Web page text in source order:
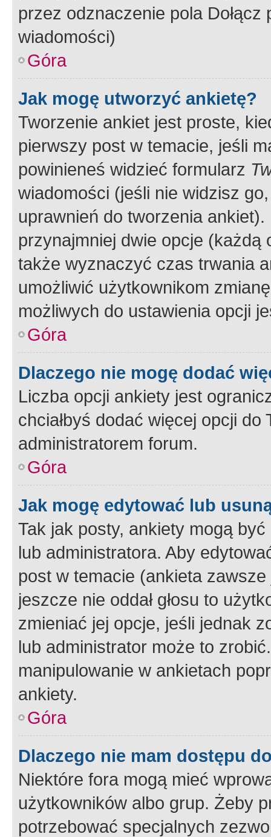
przez odznaczenie pola
wiadomości)
Góra
Jak mogę utworzyć ankietę?
Tworzenie ankiet jest proste,
pierwszy post w temacie, jeśli
powinieneś widzieć formularz
wiadomości (jeśli nie widzisz
uprawnień do tworzenia
przynajmniej dwie opcje
także wyznaczyć czas trwania
umożliwić użytkownikom
możliwych do ustawienia opcji
Góra
Dlaczego nie mogę dodać
Liczba opcji ankiety jest
chciałbyś dodać więcej opcji
administratorem forum.
Góra
Jak mogę edytować lub
Tak jak posty, ankiety mogą
lub administratora. Aby
post w temacie (ankieta
jeszcze nie oddał głosu to
zmieniać jej opcje, jeśli jednak
lub administrator może to
manipulowanie w ankietach
ankiety.
Góra
Dlaczego nie mam dostępu
Niektóre fora mogą mieć
użytkowników albo grup. Żeby
potrzebować specjalnych